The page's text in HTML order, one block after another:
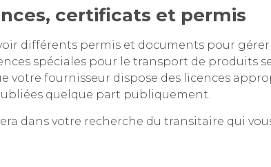
certificats et permis
différents permis et documents pour
spéciales pour le transport de produits
votre fournisseur dispose des licences
quelque part publiquement.
dans votre recherche du transitaire qui